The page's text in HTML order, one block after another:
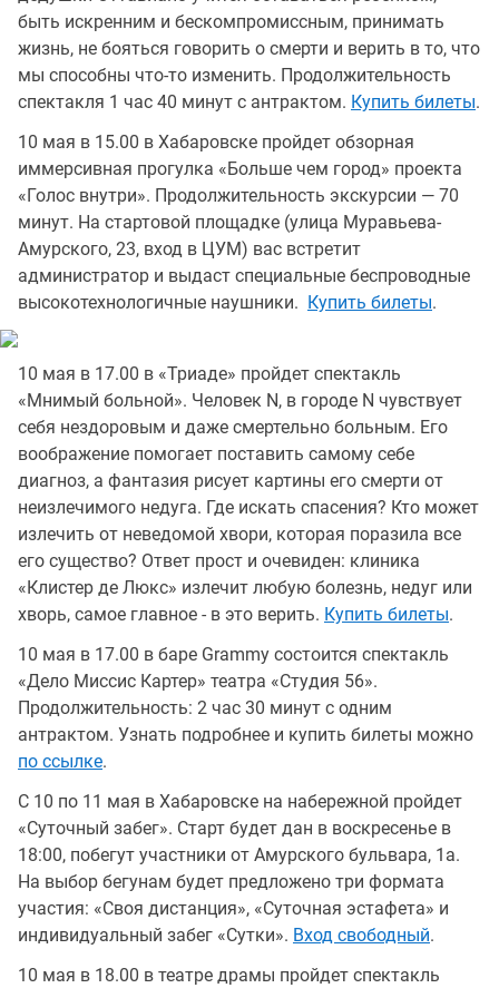
быть искренним и бескомпромиссным, принимать
жизнь, не бояться говорить о смерти и верить в то, что
мы способны что-то изменить. Продолжительность
спектакля 1 час 40 минут с антрактом. Купить билеты.
10 мая в 15.00 в Хабаровске пройдет обзорная
иммерсивная прогулка «Больше чем город» проекта
«Голос внутри». Продолжительность экскурсии — 70
минут. На стартовой площадке (улица Муравьева-
Амурского, 23, вход в ЦУМ) вас встретит
администратор и выдаст специальные беспроводные
высокотехнологичные наушники. Купить билеты.
10 мая в 17.00 в «Триаде» пройдет спектакль
«Мнимый больной». Человек N, в городе N чувствует
себя нездоровым и даже смертельно больным. Его
воображение помогает поставить самому себе
диагноз, а фантазия рисует картины его смерти от
неизлечимого недуга. Где искать спасения? Кто может
излечить от неведомой хвори, которая поразила все
его существо? Ответ прост и очевиден: клиника
«Клистер де Люкс» излечит любую болезнь, недуг или
хворь, самое главное - в это верить. Купить билеты.
10 мая в 17.00 в баре Grammy состоится спектакль
«Дело Миссис Картер» театра «Студия 56».
Продолжительность: 2 час 30 минут с одним
антрактом. Узнать подробнее и купить билеты можно
по ссылке.
С 10 по 11 мая в Хабаровске на набережной пройдет
«Суточный забег». Старт будет дан в воскресенье в
18:00, побегут участники от Амурского бульвара, 1а.
На выбор бегунам будет предложено три формата
участия: «Своя дистанция», «Суточная эстафета» и
индивидуальный забег «Сутки». Вход свободный.
10 мая в 18.00 в театре драмы пройдет спектакль